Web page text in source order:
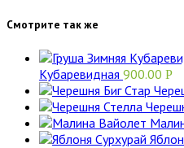
Смотрите так же
Кубаревидная 900.00 Р